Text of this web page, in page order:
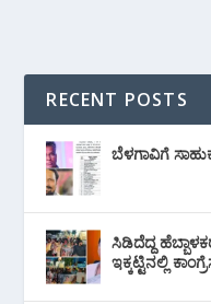
RECENT POSTS
ಬೆಳಗಾವಿಗೆ
ಸಿಡಿದೆದ್ದ
ಇಕ್ಕಟ್ಟಿನಲ್ಲಿ